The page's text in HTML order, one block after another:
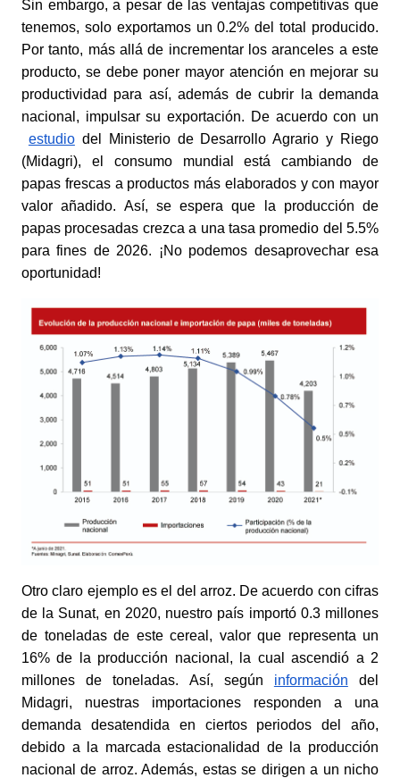
Sin embargo, a pesar de las ventajas competitivas que
tenemos, solo exportamos un 0.2% del total producido.
Por tanto, más allá de incrementar los aranceles a este
producto, se debe poner mayor atención en mejorar su
productividad para así, además de cubrir la demanda
nacional, impulsar su exportación. De acuerdo con un
estudio del Ministerio de Desarrollo Agrario y Riego
(Midagri), el consumo mundial está cambiando de
papas frescas a productos más elaborados y con mayor
valor añadido. Así, se espera que la producción de
papas procesadas crezca a una tasa promedio del 5.5%
para fines de 2026. ¡No podemos desaprovechar esa
oportunidad!
Otro claro ejemplo es el del arroz. De acuerdo con cifras
de la Sunat, en 2020, nuestro país importó 0.3 millones
de toneladas de este cereal, valor que representa un
16% de la producción nacional, la cual ascendió a 2
millones de toneladas. Así, según
información del
Midagri, nuestras importaciones responden a una
demanda desatendida en ciertos periodos del año,
debido a la marcada estacionalidad de la producción
nacional de arroz. Además, estas se dirigen a un nicho